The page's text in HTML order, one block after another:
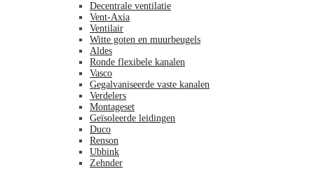
Decentrale ventilatie
Vent-Axia
Ventilair
Witte goten en muurbeugels
Aldes
Ronde flexibele kanalen
Vasco
Gegalvaniseerde vaste kanalen
Verdelers
Montageset
Geïsoleerde leidingen
Duco
Renson
Ubbink
Zehnder